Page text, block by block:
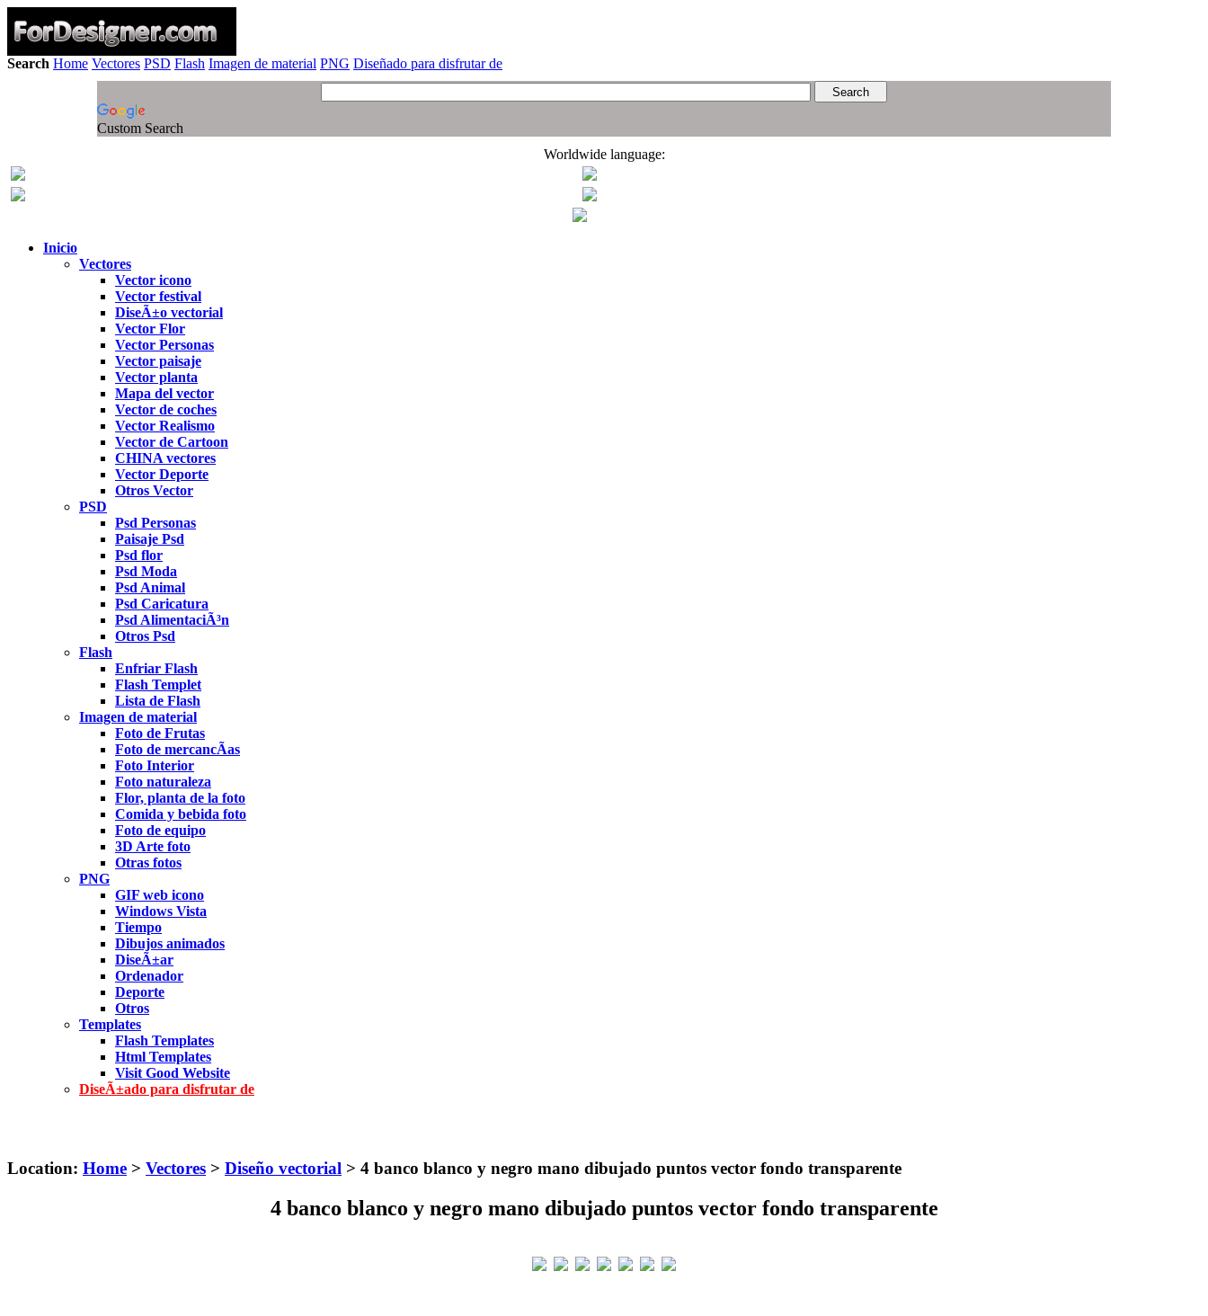
Search Home Vectores PSD Flash Imagen de material PNG Diseñado para disfrutar de
Custom Search
Worldwide language:
Inicio
Vectores
Vector icono
Vector festival
DiseÃ±o vectorial
Vector Flor
Vector Personas
Vector paisaje
Vector planta
Mapa del vector
Vector de coches
Vector Realismo
Vector de Cartoon
CHINA vectores
Vector Deporte
Otros Vector
PSD
Psd Personas
Paisaje Psd
Psd flor
Psd Moda
Psd Animal
Psd Caricatura
Psd AlimentaciÃ³n
Otros Psd
Flash
Enfriar Flash
Flash Templet
Lista de Flash
Imagen de material
Foto de Frutas
Foto de mercancÃ­as
Foto Interior
Foto naturaleza
Flor, planta de la foto
Comida y bebida foto
Foto de equipo
3D Arte foto
Otras fotos
PNG
GIF web icono
Windows Vista
Tiempo
Dibujos animados
DiseÃ±ar
Ordenador
Deporte
Otros
Templates
Flash Templates
Html Templates
Visit Good Website
DiseÃ±ado para disfrutar de
Location: Home > Vectores > Diseño vectorial > 4 banco blanco y negro mano dibujado puntos vector fondo transparente
4 banco blanco y negro mano dibujado puntos vector fondo transparente